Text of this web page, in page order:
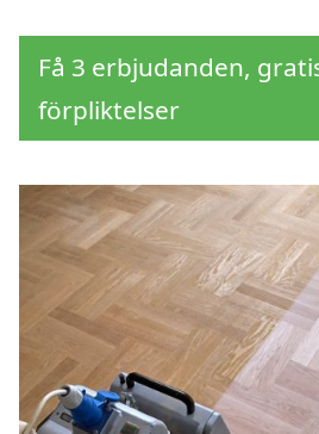
Få 3 erbjudanden,
förpliktelser